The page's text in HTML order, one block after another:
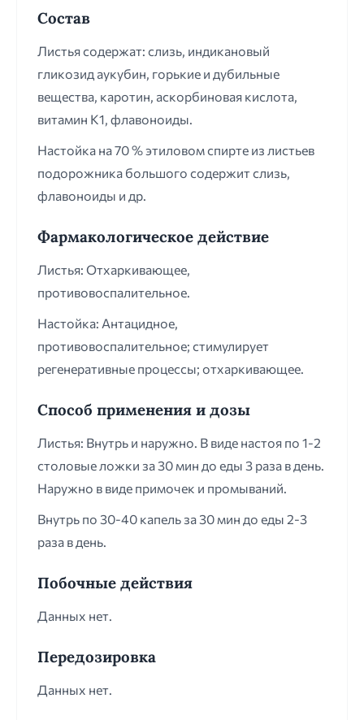
Состав
Листья содержат: слизь, индикановый
гликозид аукубин, горькие и дубильные
вещества, каротин, аскорбиновая кислота,
витамин К1, флавоноиды.
Настойка на 70 % этиловом спирте из листьев
подорожника большого содержит слизь,
флавоноиды и др.
Фармакологическое действие
Листья: Отхаркивающее,
противовоспалительное.
Настойка: Антацидное,
противовоспалительное; стимулирует
регенеративные процессы; отхаркивающее.
Способ применения и дозы
Листья: Внутрь и наружно. В виде настоя по 1-2
столовые ложки за 30 мин до еды 3 раза в день.
Наружно в виде примочек и промываний.
Внутрь по 30-40 капель за 30 мин до еды 2-3
раза в день.
Побочные действия
Данных нет.
Передозировка
Данных нет.